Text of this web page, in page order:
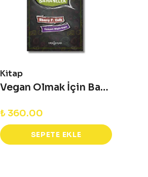
Kitap
Vegan Olmak İçin Bahaneler
₺ 360.00
SEPETE EKLE